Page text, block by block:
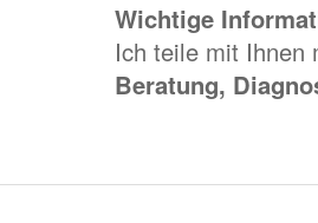
Wichtige
Ich teile mit Ihnen
Beratung,